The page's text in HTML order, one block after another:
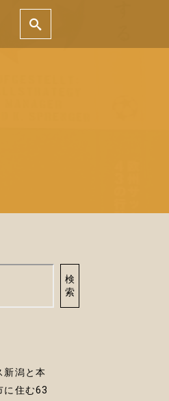
検
索
新潟と本
に住む63